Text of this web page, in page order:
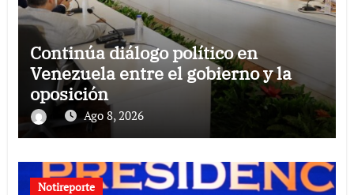
Continúa diálogo político en
Venezuela entre el gobierno y la
oposición
Ago 8, 2026
Notireporte